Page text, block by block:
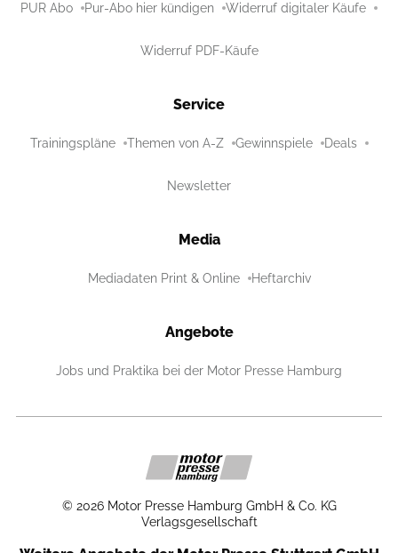
PUR Abo Pur-Abo hier kündigen Widerruf digitaler Käufe
Widerruf PDF-Käufe
Service
Trainingspläne Themen von A-Z Gewinnspiele Deals
Newsletter
Media
Mediadaten Print & Online Heftarchiv
Angebote
Jobs und Praktika bei der Motor Presse Hamburg
© 2026 Motor Presse Hamburg GmbH & Co. KG
Verlagsgesellschaft